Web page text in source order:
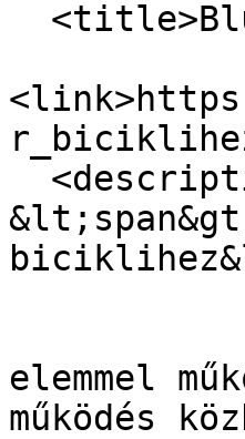
elemmel
működés